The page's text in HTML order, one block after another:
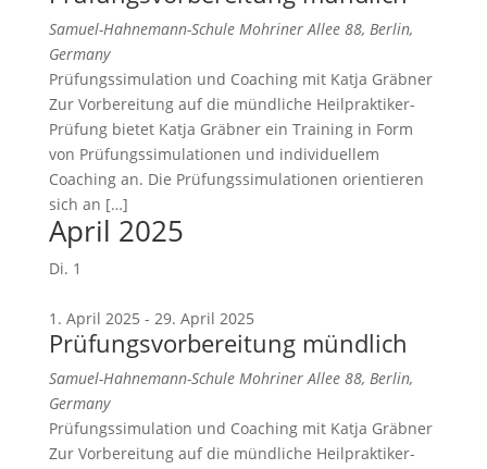
Samuel-Hahnemann-Schule Mohriner Allee 88, Berlin,
Germany
Prüfungssimulation und Coaching mit Katja Gräbner
Zur Vorbereitung auf die mündliche Heilpraktiker-
Prüfung bietet Katja Gräbner ein Training in Form
von Prüfungssimulationen und individuellem
Coaching an. Die Prüfungssimulationen orientieren
sich an […]
April 2025
Di. 1
1. April 2025 - 29. April 2025
Prüfungsvorbereitung mündlich
Samuel-Hahnemann-Schule Mohriner Allee 88, Berlin,
Germany
Prüfungssimulation und Coaching mit Katja Gräbner
Zur Vorbereitung auf die mündliche Heilpraktiker-